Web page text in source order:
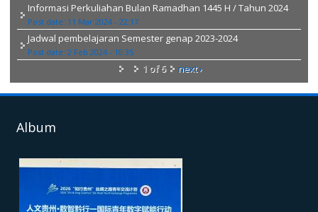
Informasi Perkuliahan Bulan Ramadhan 1445 H / Tahun 2024
Post date: 11 Mar 2024 - 22:17
Jadwal pembelajaran Semester genap 2023-2024
Post date:2 Feb 2024 - 10:35
1 of 6 next ›
Album